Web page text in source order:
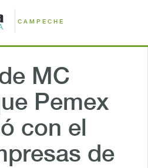
CAMPECHE
MC
Pemex
con el
de